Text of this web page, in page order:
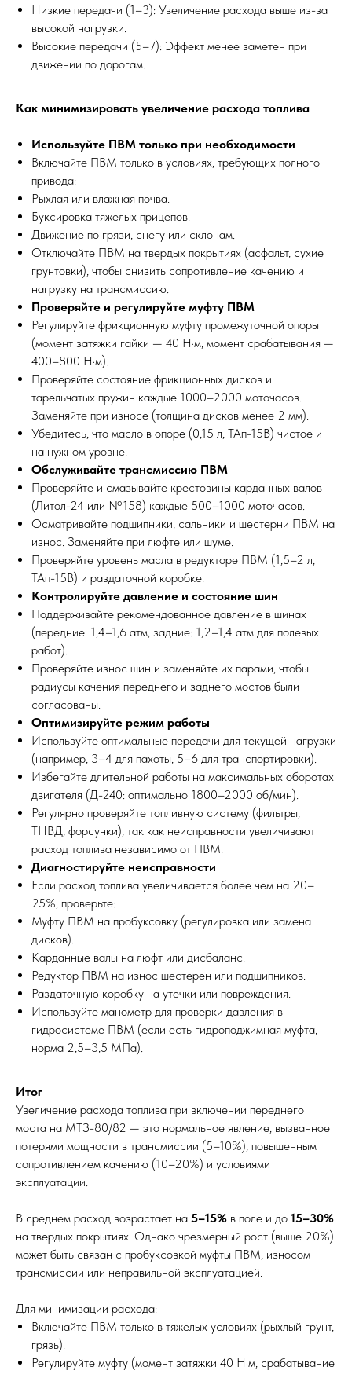
Низкие передачи (1–3): Увеличение расхода выше из-за
высокой нагрузки.
Высокие передачи (5–7): Эффект менее заметен при
движении по дорогам.
Как минимизировать увеличение расхода топлива
Используйте ПВМ только при необходимости
Включайте ПВМ только в условиях, требующих полного
привода:
Рыхлая или влажная почва.
Буксировка тяжелых прицепов.
Движение по грязи, снегу или склонам.
Отключайте ПВМ на твердых покрытиях (асфальт, сухие
грунтовки), чтобы снизить сопротивление качению и
нагрузку на трансмиссию.
Проверяйте и регулируйте муфту ПВМ
Регулируйте фрикционную муфту промежуточной опоры
(момент затяжки гайки — 40 Н·м, момент срабатывания —
400–800 Н·м).
Проверяйте состояние фрикционных дисков и
тарельчатых пружин каждые 1000–2000 моточасов.
Заменяйте при износе (толщина дисков менее 2 мм).
Убедитесь, что масло в опоре (0,15 л, ТАп-15В) чистое и
на нужном уровне.
Обслуживайте трансмиссию ПВМ
Проверяйте и смазывайте крестовины карданных валов
(Литол-24 или №158) каждые 500–1000 моточасов.
Осматривайте подшипники, сальники и шестерни ПВМ на
износ. Заменяйте при люфте или шуме.
Проверяйте уровень масла в редукторе ПВМ (1,5–2 л,
ТАп-15В) и раздаточной коробке.
Контролируйте давление и состояние шин
Поддерживайте рекомендованное давление в шинах
(передние: 1,4–1,6 атм, задние: 1,2–1,4 атм для полевых
работ).
Проверяйте износ шин и заменяйте их парами, чтобы
радиусы качения переднего и заднего мостов были
согласованы.
Оптимизируйте режим работы
Используйте оптимальные передачи для текущей нагрузки
(например, 3–4 для пахоты, 5–6 для транспортировки).
Избегайте длительной работы на максимальных оборотах
двигателя (Д-240: оптимально 1800–2000 об/мин).
Регулярно проверяйте топливную систему (фильтры,
ТНВД, форсунки), так как неисправности увеличивают
расход топлива независимо от ПВМ.
Диагностируйте неисправности
Если расход топлива увеличивается более чем на 20–
25%, проверьте:
Муфту ПВМ на пробуксовку (регулировка или замена
дисков).
Карданные валы на люфт или дисбаланс.
Редуктор ПВМ на износ шестерен или подшипников.
Раздаточную коробку на утечки или повреждения.
Используйте манометр для проверки давления в
гидросистеме ПВМ (если есть гидроподжимная муфта,
норма 2,5–3,5 МПа).
Итог
Увеличение расхода топлива при включении переднего
моста на МТЗ-80/82 — это нормальное явление, вызванное
потерями мощности в трансмиссии (5–10%), повышенным
сопротивлением качению (10–20%) и условиями
эксплуатации.
В среднем расход возрастает на 5–15% в поле и до 15–30%
на твердых покрытиях. Однако чрезмерный рост (выше 20%)
может быть связан с пробуксовкой муфты ПВМ, износом
трансмиссии или неправильной эксплуатацией.
Для минимизации расхода:
Включайте ПВМ только в тяжелых условиях (рыхлый грунт,
грязь).
Регулируйте муфту (момент затяжки 40 Н·м, срабатывание
ПО ЗВУКУ